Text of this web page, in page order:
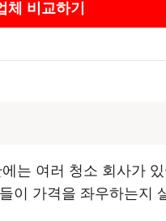
비교하기
는 여러 청소 회사가
이 가격을 좌우하는지